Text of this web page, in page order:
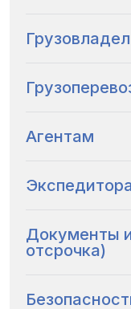
Агентам
Документы
отсрочка)